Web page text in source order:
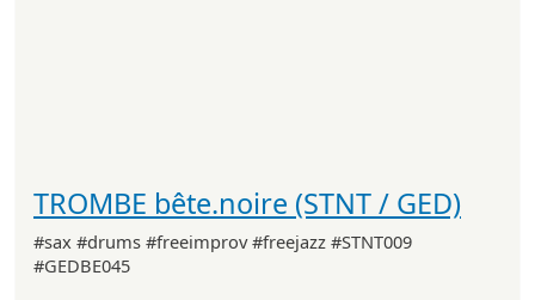
TROMBE bête.noire (STNT / GED)
#sax #drums #freeimprov #freejazz #STNT009
#GEDBE045